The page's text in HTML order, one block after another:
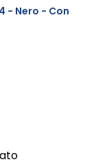
- Nero - Con